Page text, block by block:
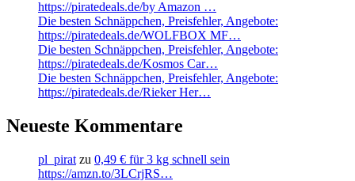
https://piratedeals.de/by Amazon …
Die besten Schnäppchen, Preisfehler, Angebote:
https://piratedeals.de/WOLFBOX MF…
Die besten Schnäppchen, Preisfehler, Angebote:
https://piratedeals.de/Kosmos Car…
Die besten Schnäppchen, Preisfehler, Angebote:
https://piratedeals.de/Rieker Her…
Neueste Kommentare
pl_pirat zu 0,49 € für 3 kg schnell sein
https://amzn.to/3LCrjRS…